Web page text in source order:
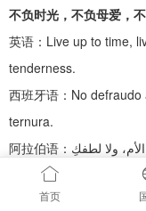
不负时光，不负母爱，不
英语： Live up to time,
tenderness.
西班牙语： No
ternura.
阿拉伯语：
法语：Je ne trahis pas
葡萄牙语：
Não
首页